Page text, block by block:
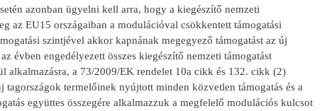
azonban ügyelni kell arra, hogy a kiegészítő nemzeti
az EU15 országaiban a modulációval csökkentett támogatási
szintjével akkor kapnának megegyező támogatást az új
évben engedélyezett összes kiegészítő nemzeti támogatást
a 73/2009/EK rendelet 10a cikk és 132. cikk (2)
termelőinek nyújtott minden közvetlen támogatás és a
együttes összegére alkalmazzuk a megfelelő modulációs kulcsot